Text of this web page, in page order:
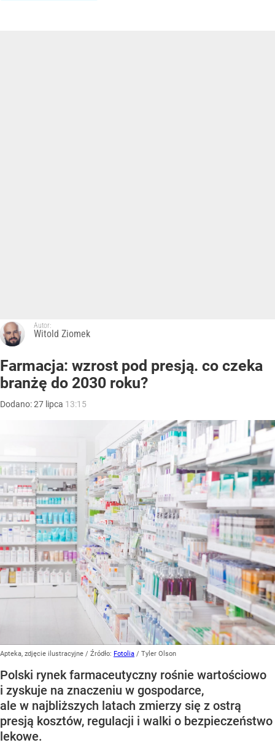
Autor:
Witold Ziomek
Farmacja: wzrost pod presją. co czeka
branżę do 2030 roku?
Dodano:27 lipca 13:15
Apteka, zdjęcie ilustracyjne / Źródło: Fotolia / Tyler Olson
Polski rynek farmaceutyczny rośnie wartościowo
i zyskuje na znaczeniu w gospodarce,
ale w najbliższych latach zmierzy się z ostrą
presją kosztów, regulacji i walki o bezpieczeństwo
lekowe.